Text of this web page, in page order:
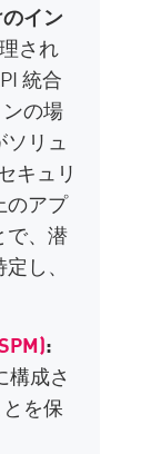
イン
され
統合
の場
ソリュ
キュリ
のアプ
で、潜
し、
:
構成さ
を保